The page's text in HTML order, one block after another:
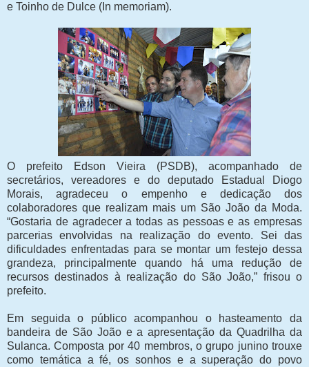
e Toinho de Dulce (In memoriam).
O prefeito Edson Vieira (PSDB), acompanhado de
secretários, vereadores e do deputado Estadual Diogo
Morais, agradeceu o empenho e dedicação dos
colaboradores que realizam mais um São João da Moda.
“Gostaria de agradecer a todas as pessoas e as empresas
parcerias envolvidas na realização do evento. Sei das
dificuldades enfrentadas para se montar um festejo dessa
grandeza, principalmente quando há uma redução de
recursos destinados à realização do São João,” frisou o
prefeito.
Em seguida o público acompanhou o hasteamento da
bandeira de São João e a apresentação da Quadrilha da
Sulanca. Composta por 40 membros, o grupo junino trouxe
como temática a fé, os sonhos e a superação do povo